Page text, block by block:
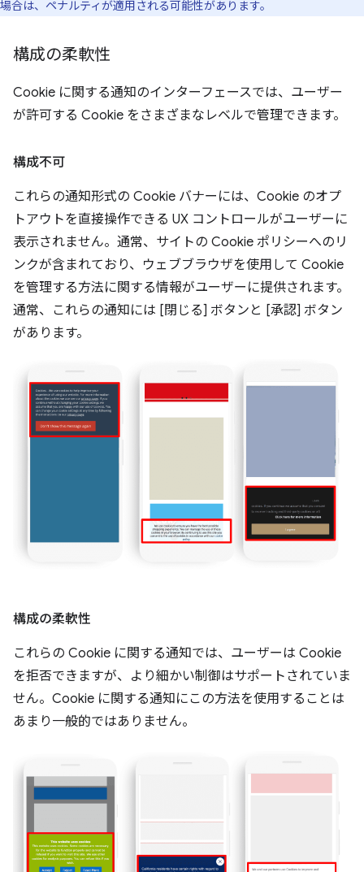
場合は、ペナルティが適用される可能性があります。
構成の柔軟性
Cookie に関する通知のインターフェースでは、ユーザー
が許可する Cookie をさまざまなレベルで管理できます。
構成不可
これらの通知形式の Cookie バナーには、Cookie のオプ
トアウトを直接操作できる UX コントロールがユーザーに
表示されません。通常、サイトの Cookie ポリシーへのリ
ンクが含まれており、ウェブブラウザを使用して Cookie
を管理する方法に関する情報がユーザーに提供されます。
通常、これらの通知には [閉じる] ボタンと [承認] ボタン
があります。
構成の柔軟性
これらの Cookie に関する通知では、ユーザーは Cookie
を拒否できますが、より細かい制御はサポートされていま
せん。Cookie に関する通知にこの方法を使用することは
あまり一般的ではありません。